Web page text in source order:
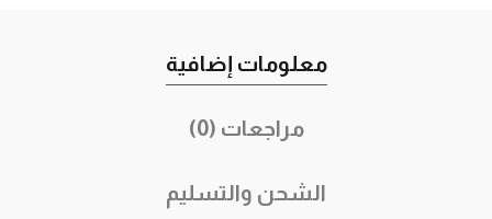
معلومات إضافية
مراجعات (0)
الشحن والتسليم